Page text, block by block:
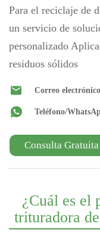
Para el reciclaje de
un servicio de
personalizado
residuos sólidos
Correo
Teléfono/
Consulta Gratuita
¿Cuál es el
trituradora